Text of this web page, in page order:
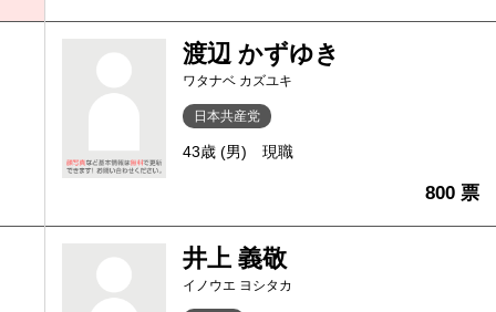
渡辺 かずゆき
ワタナベ カズユキ
日本共産党
43歳 (男) 現職
800 票
井上 義敬
イノウエ ヨシタカ